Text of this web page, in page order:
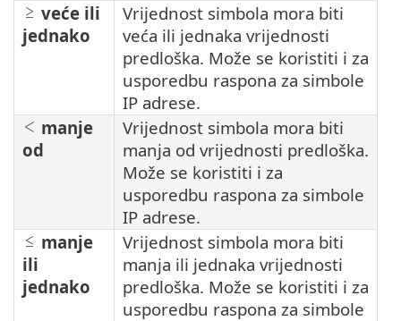
veće ili
jednako
Vrijednost simbola mora biti
veća ili jednaka vrijednosti
predloška. Može se koristiti i za
usporedbu raspona za simbole
IP adrese.
manje
od
Vrijednost simbola mora biti
manja od vrijednosti predloška.
Može se koristiti i za
usporedbu raspona za simbole
IP adrese.
manje
ili
jednako
Vrijednost simbola mora biti
manja ili jednaka vrijednosti
predloška. Može se koristiti i za
usporedbu raspona za simbole